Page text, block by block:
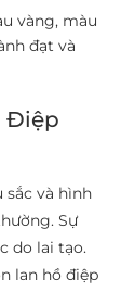
vàng, màu
đạt và
Điệp
sắc và hình
Sự
do lai tạo.
lan hồ điệp